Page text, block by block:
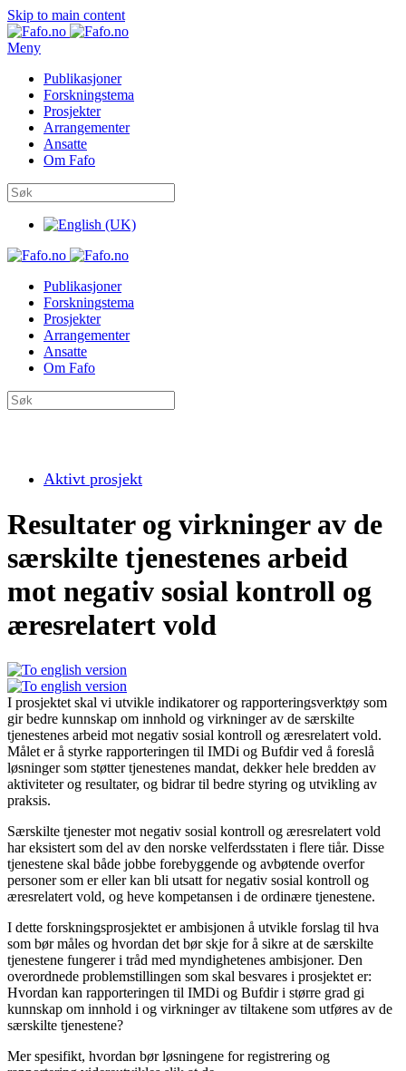
Skip to main content
Meny
Publikasjoner
Forskningstema
Prosjekter
Arrangementer
Ansatte
Om Fafo
Publikasjoner
Forskningstema
Prosjekter
Arrangementer
Ansatte
Om Fafo
Aktivt prosjekt
Resultater og virkninger av de
særskilte tjenestenes arbeid
mot negativ sosial kontroll og
æresrelatert vold
I prosjektet skal vi utvikle indikatorer og rapporteringsverktøy som
gir bedre kunnskap om innhold og virkninger av de særskilte
tjenestenes arbeid mot negativ sosial kontroll og æresrelatert vold.
Målet er å styrke rapporteringen til IMDi og Bufdir ved å foreslå
løsninger som støtter tjenestenes mandat, dekker hele bredden av
aktiviteter og resultater, og bidrar til bedre styring og utvikling av
praksis.
Særskilte tjenester mot negativ sosial kontroll og æresrelatert vold
har eksistert som del av den norske velferdsstaten i flere tiår. Disse
tjenestene skal både jobbe forebyggende og avbøtende overfor
personer som er eller kan bli utsatt for negativ sosial kontroll og
æresrelatert vold, og heve kompetansen i de ordinære tjenestene.
I dette forskningsprosjektet er ambisjonen å utvikle forslag til hva
som bør måles og hvordan det bør skje for å sikre at de særskilte
tjenestene fungerer i tråd med myndighetenes ambisjoner. Den
overordnede problemstillingen som skal besvares i prosjektet er:
Hvordan kan rapporteringen til IMDi og Bufdir i større grad gi
kunnskap om innhold i og virkninger av tiltakene som utføres av de
særskilte tjenestene?
Mer spesifikt, hvordan bør løsningene for registrering og